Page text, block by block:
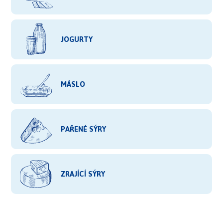
JOGURTY
MÁSLO
PAŘENÉ SÝRY
ZRAJÍCÍ SÝRY